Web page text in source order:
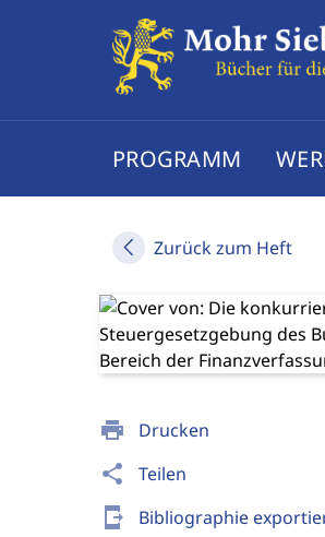
PROGRAMM
Zurück zum Heft
print Drucken
share Teilen
send_to_mobile Bibliographie